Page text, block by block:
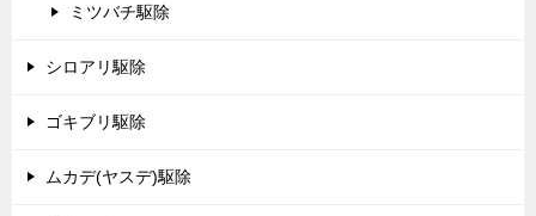
ミツバチ駆除
シロアリ駆除
ゴキブリ駆除
ムカデ(ヤスデ)駆除